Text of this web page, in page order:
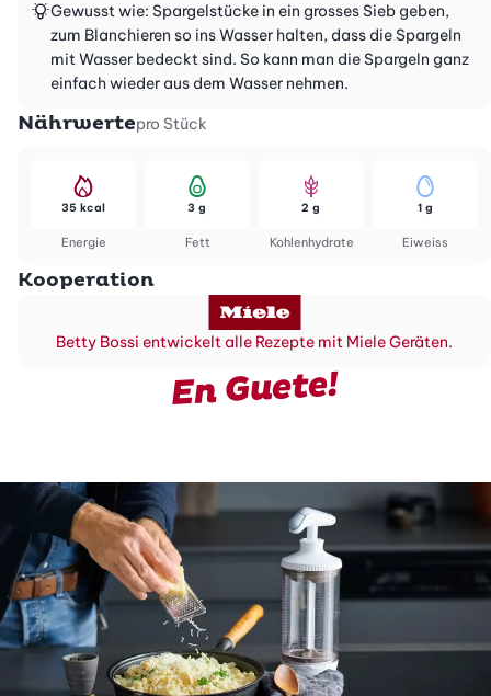
Gewusst wie: Spargelstücke in ein grosses Sieb geben,
zum Blanchieren so ins Wasser halten, dass die Spargeln
mit Wasser bedeckt sind. So kann man die Spargeln ganz
einfach wieder aus dem Wasser nehmen.
Nährwertepro Stück
Energie
35 kcal
Fett
3 g
Kohlenhydrate
2 g
Eiweiss
1 g
Kooperation
Betty Bossi entwickelt alle Rezepte mit Miele Geräten.
En Guete!